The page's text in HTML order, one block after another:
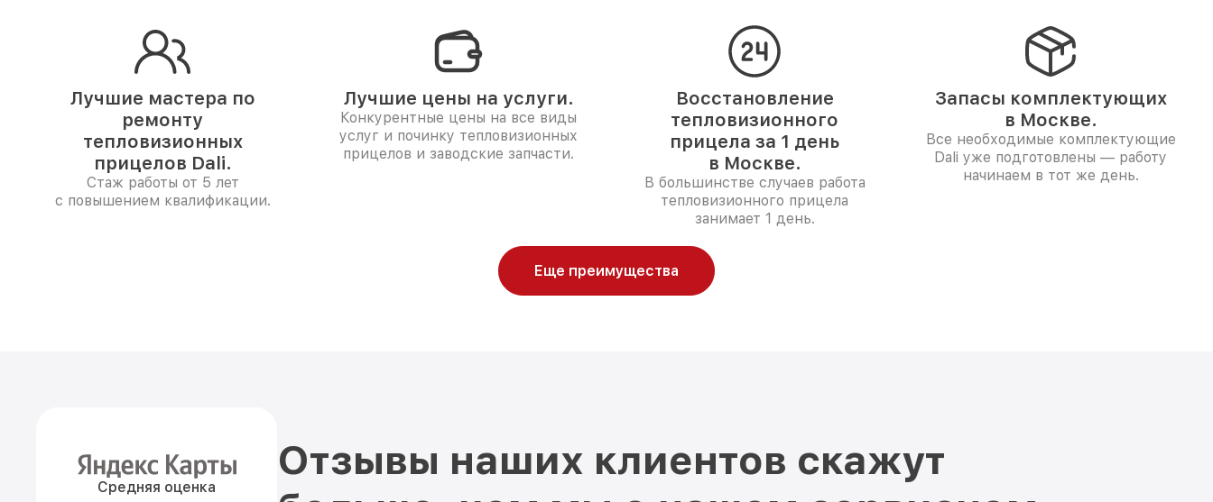
Лучшие мастера по
ремонту
тепловизионных
прицелов Dali.
Стаж работы от 5 лет
с повышением квалификации.
Лучшие цены на услуги.
Конкурентные цены на все виды
услуг и починку тепловизионных
прицелов и заводские запчасти.
Восстановление
тепловизионного
прицела за 1 день
в Москве.
В большинстве случаев работа
тепловизионного прицела
занимает 1 день.
Запасы комплектующих
в Москве.
Все необходимые комплектующие
Dali уже подготовлены — работу
начинаем в тот же день.
Еще преимущества
Средняя оценка
Отзывы наших клиентов скажут